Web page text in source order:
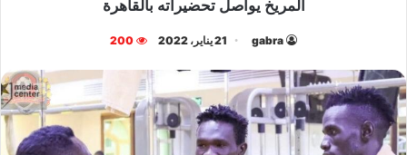
المريخ يواصل تحضيراته بالقاهرة
gabra 21 يناير، 2022 200